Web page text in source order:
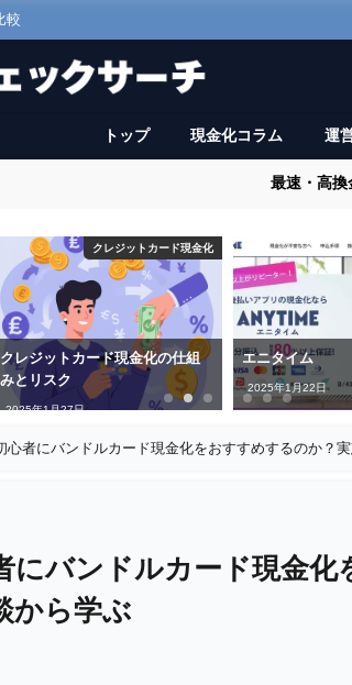
較
トップ 現金化コラム 運
最速・高換
クレジットカード現金化
クレジットカード現金化の仕組
みとリスク
2025年1月27日
エニタイム
2025年1月22日
心者にバンドルカード現金化をおすすめするのか？
にバンドルカード現金
から学ぶ